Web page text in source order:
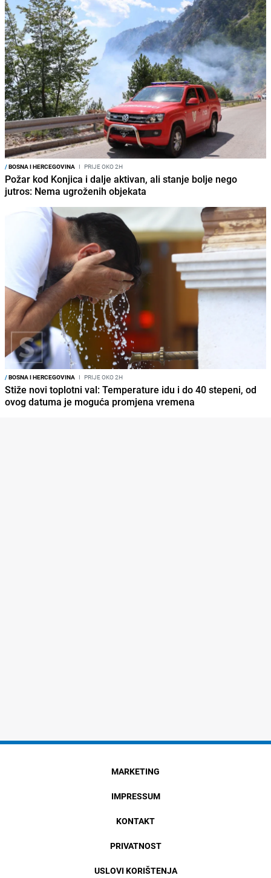
/BOSNA I HERCEGOVINA I PRIJE OKO 2H
Požar kod Konjica i dalje aktivan, ali stanje bolje nego
jutros: Nema ugroženih objekata
/BOSNA I HERCEGOVINA I PRIJE OKO 2H
Stiže novi toplotni val: Temperature idu i do 40 stepeni, od
ovog datuma je moguća promjena vremena
MARKETING
IMPRESSUM
KONTAKT
PRIVATNOST
USLOVI KORIŠTENJA